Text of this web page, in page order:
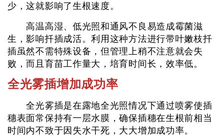
少，这就影响了生根速度。
高温高湿、低光照和通风不良易造成霉菌滋
生，影响扦插成活。利用这种方法进行带叶嫩枝扦
插虽然不需特殊设备，但管理上稍不注意就会失
败，而且育苗工作量大，培育时间长，效率低。
全光雾插增加成功率
全光雾插是在露地全光照情况下通过喷雾使插
穗表面常保持有一层水膜，确保插穗在生根前相当
时间内不致于因失水干死，大大增加成功率。